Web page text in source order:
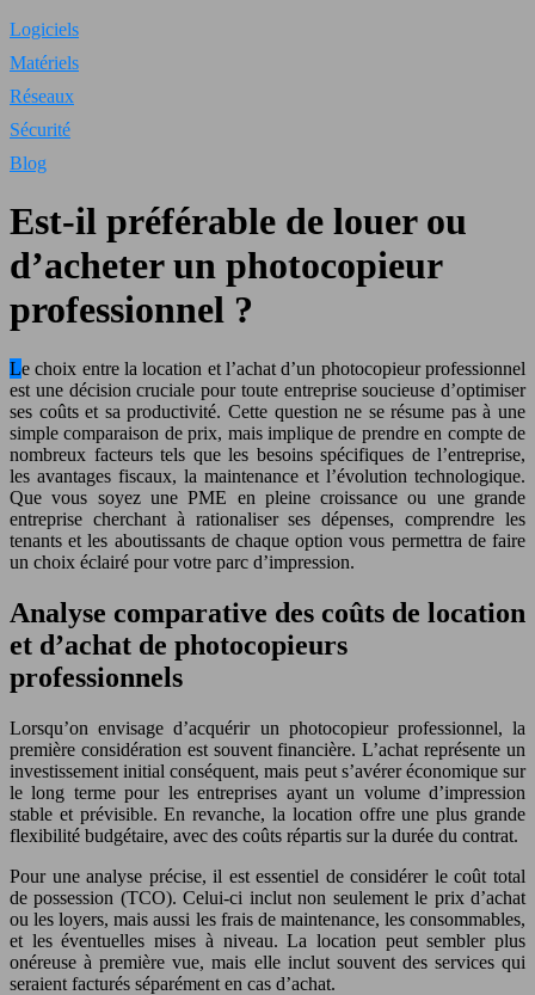
Logiciels
Matériels
Réseaux
Sécurité
Blog
Est-il préférable de louer ou
d’acheter un photocopieur
professionnel ?
Le choix entre la location et l’achat d’un photocopieur professionnel
est une décision cruciale pour toute entreprise soucieuse d’optimiser
ses coûts et sa productivité. Cette question ne se résume pas à une
simple comparaison de prix, mais implique de prendre en compte de
nombreux facteurs tels que les besoins spécifiques de l’entreprise,
les avantages fiscaux, la maintenance et l’évolution technologique.
Que vous soyez une PME en pleine croissance ou une grande
entreprise cherchant à rationaliser ses dépenses, comprendre les
tenants et les aboutissants de chaque option vous permettra de faire
un choix éclairé pour votre parc d’impression.
Analyse comparative des coûts de location
et d’achat de photocopieurs
professionnels
Lorsqu’on envisage d’acquérir un photocopieur professionnel, la
première considération est souvent financière. L’achat représente un
investissement initial conséquent, mais peut s’avérer économique sur
le long terme pour les entreprises ayant un volume d’impression
stable et prévisible. En revanche, la location offre une plus grande
flexibilité budgétaire, avec des coûts répartis sur la durée du contrat.
Pour une analyse précise, il est essentiel de considérer le coût total
de possession (TCO). Celui-ci inclut non seulement le prix d’achat
ou les loyers, mais aussi les frais de maintenance, les consommables,
et les éventuelles mises à niveau. La location peut sembler plus
onéreuse à première vue, mais elle inclut souvent des services qui
seraient facturés séparément en cas d’achat.